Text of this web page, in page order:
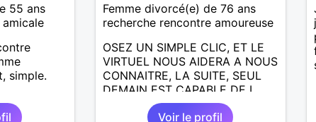
55 ans
simple.
Femme divorcé(e) de 76 ans
recherche rencontre amoureuse
OSEZ UN SIMPLE CLIC, ET LE
VIRTUEL NOUS AIDERA A NOUS
CONNAITRE, LA SUITE, SEUL
DEMAIN EST CAPABLE DE L
ECRIRE; J AIMERAIS
RENCONTRER, LA COMPLICITE,
Voir le profil